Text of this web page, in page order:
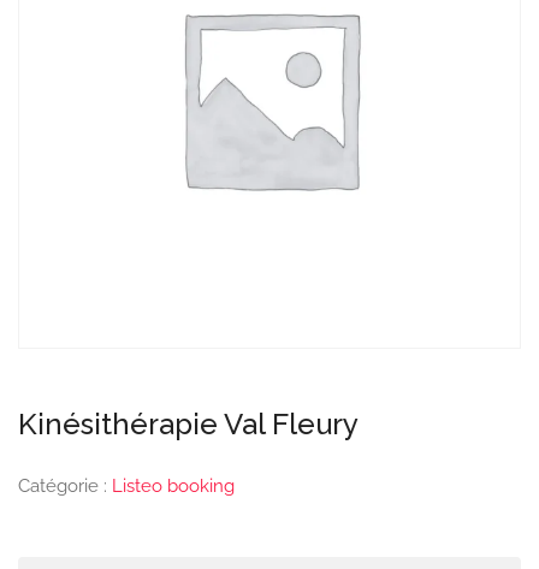
Kinésithérapie Val Fleury
Catégorie : Listeo booking